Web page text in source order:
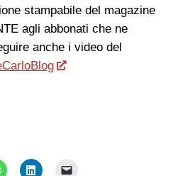
stampabile del magazine
agli abbonati che ne
anche i video del